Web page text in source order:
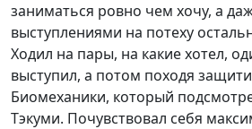
заниматься ровно чем хочу, а
выступлениями на потеху
Ходил на пары, на какие хотел,
выступил, а потом походя
Биомеханики, который
Тэкуми. Почувствовал себя